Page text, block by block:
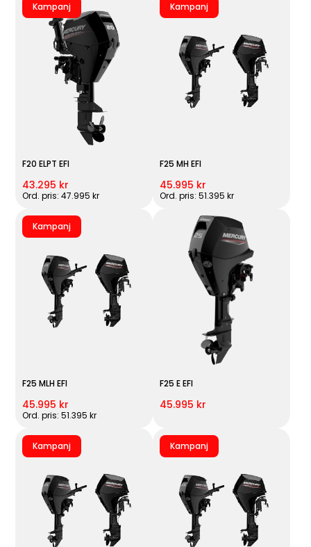
Kampanj
F20 ELPT EFI
43.295 kr
Ord. pris: 47.995 kr
Kampanj
F25 MH EFI
45.995 kr
Ord. pris: 51.395 kr
Kampanj
F25 MLH EFI
45.995 kr
Ord. pris: 51.395 kr
F25 E EFI
45.995 kr
Kampanj Kampanj